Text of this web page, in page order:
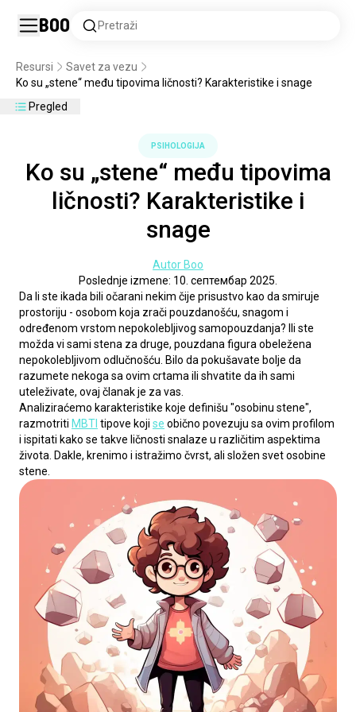
Boo Pretraži
Resursi
Savet za vezu
Ko su „stene“ među tipovima ličnosti? Karakteristike i snage
Pregled
PSIHOLOGIJA
Ko su „stene“ među tipovima
ličnosti? Karakteristike i
snage
Autor Boo
Poslednje izmene: 10. септембар 2025.
Da li ste ikada bili očarani nekim čije prisustvo kao da smiruje
prostoriju - osobom koja zrači pouzdanošću, snagom i
određenom vrstom nepokolebljivog samopouzdanja? Ili ste
možda vi sami stena za druge, pouzdana figura obeležena
nepokolebljivom odlučnošću. Bilo da pokušavate bolje da
razumete nekoga sa ovim crtama ili shvatite da ih sami
uteleživate, ovaj članak je za vas.
Analiziraćemo karakteristike koje definišu "osobinu stene",
razmotriti MBTI tipove koji se obično povezuju sa ovim profilom
i ispitati kako se takve ličnosti snalaze u različitim aspektima
života. Dakle, krenimo i istražimo čvrst, ali složen svet osobine
stene.